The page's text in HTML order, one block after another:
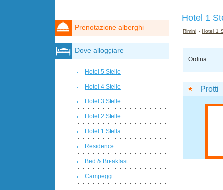
Hotel 1
Rimini ›Hotel 1
Ordina:
Protti
Prenotazione alberghi
Dove alloggiare
Hotel 5 Stelle
Hotel 4 Stelle
Hotel 3 Stelle
Hotel 2 Stelle
Hotel 1 Stella
Residence
Bed & Breakfast
Campeggi